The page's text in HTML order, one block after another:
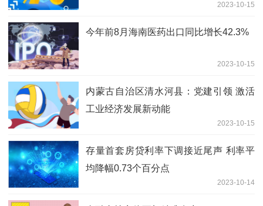
2023-10-15
今年前8月海南医药出口同比增长42.3%
2023-10-15
内蒙古自治区清水河县：党建引领 激活
工业经济发展新动能
2023-10-15
存量首套房贷利率下调接近尾声 利率平
均降幅0.73个百分点
2023-10-14